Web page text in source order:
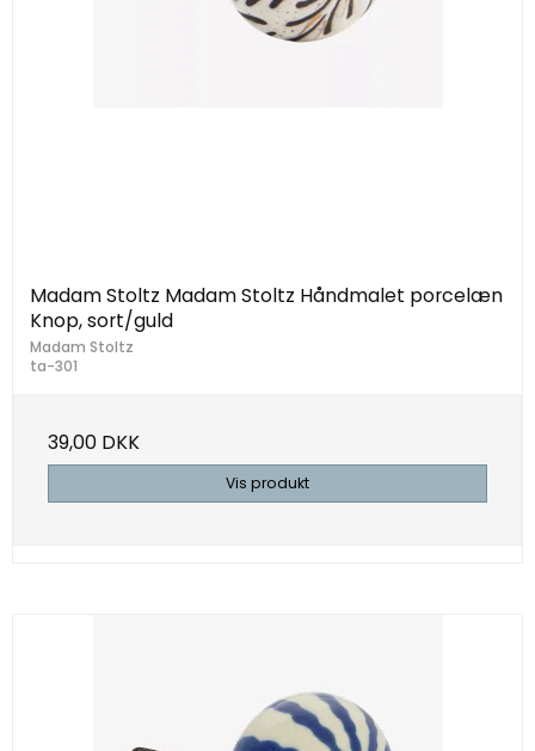
Madam Stoltz Madam Stoltz Håndmalet porcelæn
Knop, sort/guld
Madam Stoltz
ta-301
39,00 DKK
Vis produkt